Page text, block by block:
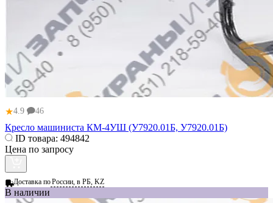
★4.9 46
Кресло машиниста КМ-4УШ (У7920.01Б, У7920.01Б)
ID товара: 494842
Цена по запросу
Доставка поРоссии, в РБ, KZ
В наличии